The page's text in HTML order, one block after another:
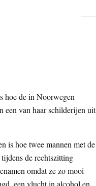
hoe de in Noorwegen
een van haar schilderijen uit
is hoe twee mannen met de
de rechtszitting
omdat ze zo mooi
een vlucht in alcohol en